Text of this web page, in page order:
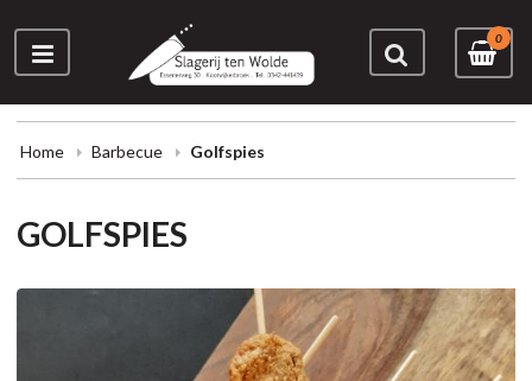
0
Home Barbecue Golfspies
GOLFSPIES